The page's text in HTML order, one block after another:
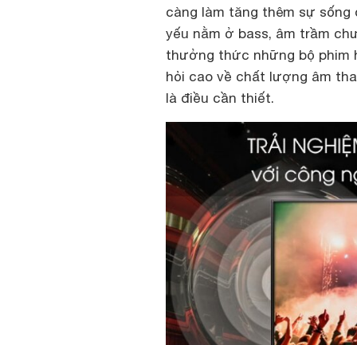
càng làm tăng thêm sự
yếu nằm ở bass, âm trầm
thưởng thức những bộ phim
hỏi cao về chất lượng âm
là điều cần thiết.